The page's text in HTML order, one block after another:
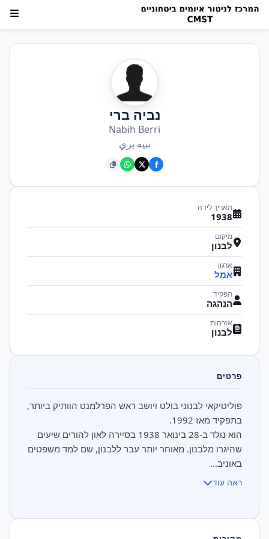
נביה ברי
Nabih Berri
نبيه بري
תאריך לידה
1938
מיקום
לבנון
ארגון
אמל
תפקיד
הנהגה
אזרחות
לבנון
פרטים
פוליטיקאי לבנוני בולט ויושב ראש הפרלמנט הוותיק ביותר,
הוא נולד ב-28 בינואר 1938 בסיירה לאון להורים שיעים
שהיגרו מלבנון. מאוחר יותר עבר ללבנון, שם למד משפטים
באוניב...
ראה עוד